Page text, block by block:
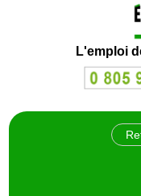
L'emploi